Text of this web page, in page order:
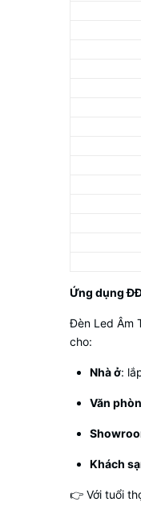
Ứng dụng
Đèn Led Âm
cho:
Nhà ở:
Văn
Khách
👉 Với tuổi